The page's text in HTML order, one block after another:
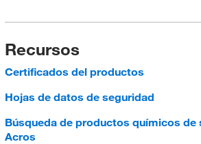
Recursos
Certificados del productos
Hojas de datos de seguridad
Búsqueda de productos químicos de
Acros